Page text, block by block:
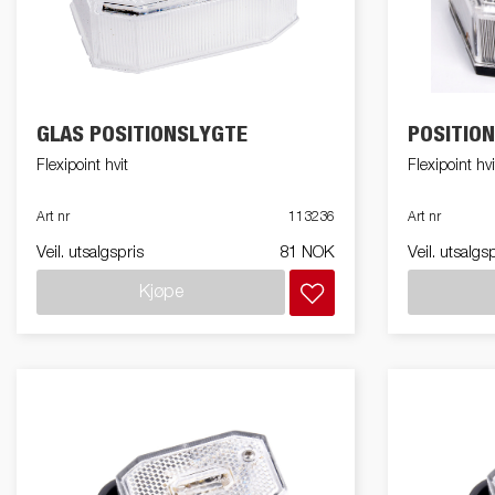
Elektrisk / Lys
Skvettlapper
friends
GLAS POSITIONSLYGTE
Flexipoint hvit
Art nr 113236
Veil. utsalgspris 81 NOK
Kjøpe
Flexipoint
Art nr
Veil.